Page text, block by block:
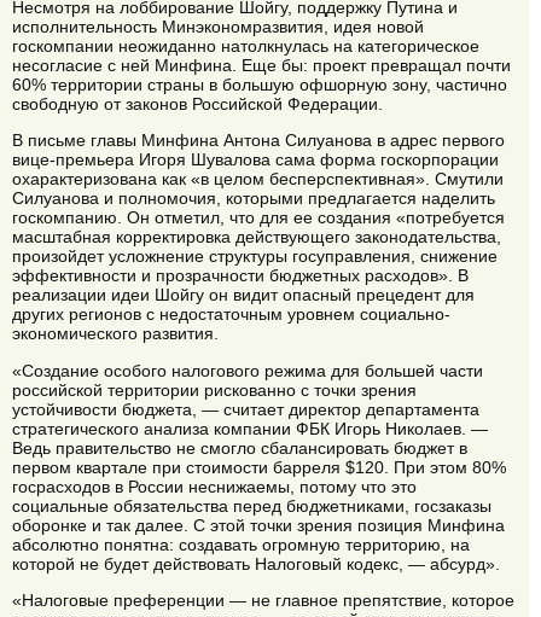
Несмотря на лоббирование Шойгу, поддержку Путина и
исполнительность Минэкономразвития, идея новой
госкомпании неожиданно натолкнулась на категорическое
несогласие с ней Минфина. Еще бы: проект превращал почти
60% территории страны в большую офшорную зону, частично
свободную от законов Российской Федерации.
В письме главы Минфина Антона Силуанова в адрес первого
вице-премьера Игоря Шувалова сама форма госкорпорации
охарактеризована как «в целом бесперспективная». Смутили
Силуанова и полномочия, которыми предлагается наделить
госкомпанию. Он отметил, что для ее создания «потребуется
масштабная корректировка действующего законодательства,
произойдет усложнение структуры госуправления, снижение
эффективности и прозрачности бюджетных расходов». В
реализации идеи Шойгу он видит опасный прецедент для
других регионов с недостаточным уровнем социально-
экономического развития.
«Создание особого налогового режима для большей части
российской территории рискованно с точки зрения
устойчивости бюджета, — считает директор департамента
стратегического анализа компании ФБК Игорь Николаев. —
Ведь правительство не смогло сбалансировать бюджет в
первом квартале при стоимости барреля $120. При этом 80%
госрасходов в России неснижаемы, потому что это
социальные обязательства перед бюджетниками, госзаказы
оборонке и так далее. С этой точки зрения позиция Минфина
абсолютно понятна: создавать огромную территорию, на
которой не будет действовать Налоговый кодекс, — абсурд».
«Налоговые преференции — не главное препятствие, которое